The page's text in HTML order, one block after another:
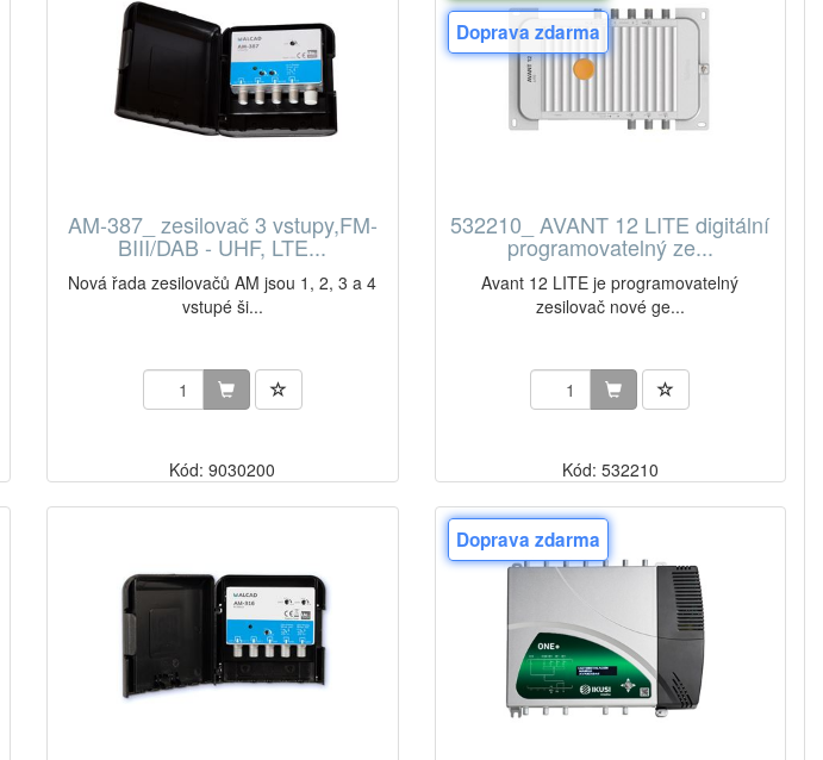
AM-387_ zesilovač 3 vstupy,FM-
BIII/DAB - UHF, LTE...
Nová řada zesilovačů AM jsou 1, 2, 3 a 4
vstupé ši...
Kód: 9030200
Doprava zdarma
532210_ AVANT 12 LITE digitální
programovatelný ze...
Avant 12 LITE je programovatelný
zesilovač nové ge...
Kód: 532210
Doprava zdarma